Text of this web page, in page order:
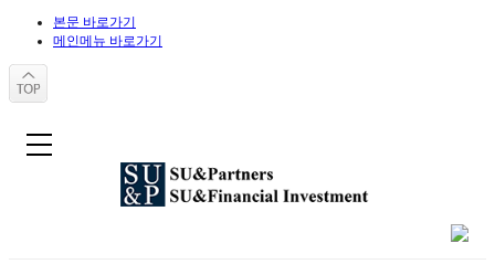
본문 바로가기
메인메뉴 바로가기